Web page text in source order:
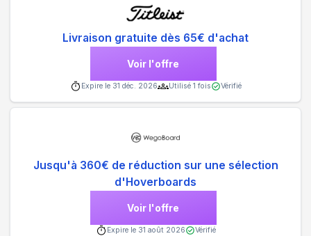
Livraison gratuite dès 65€ d'achat
Voir l'offre
Expire le 31 déc. 2026 Utilisé 1 fois Vérifié
Jusqu'à 360€ de réduction sur une sélection
d'Hoverboards
Voir l'offre
Expire le 31 août 2026 Vérifié